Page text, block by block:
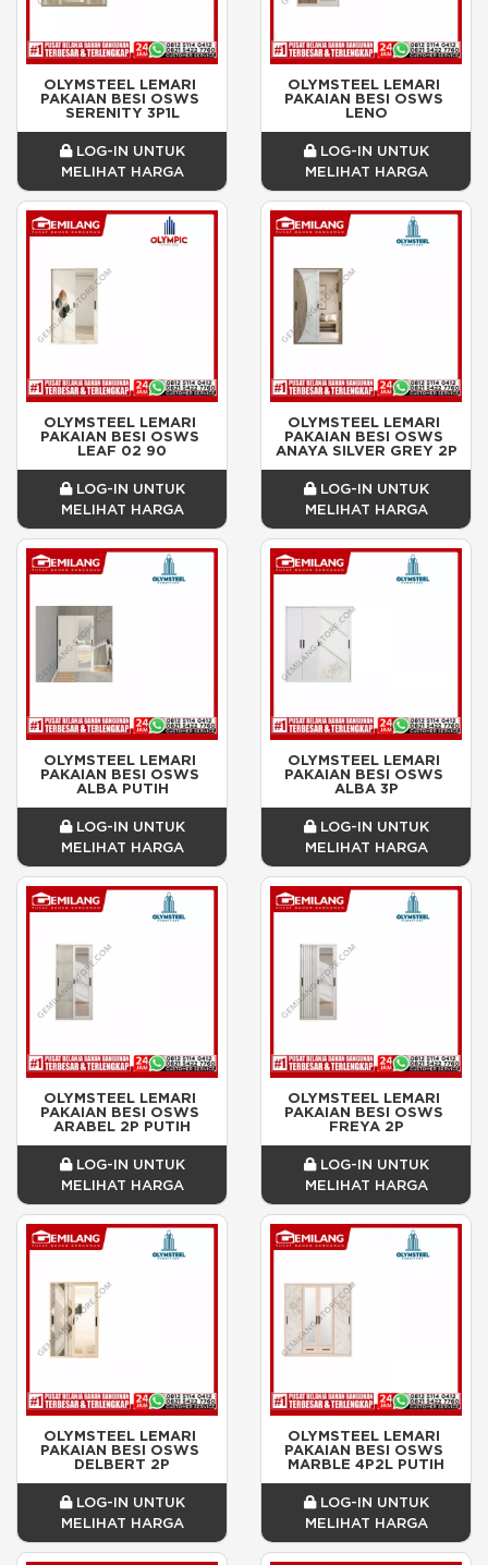
OLYMSTEEL LEMARI
PAKAIAN BESI OSWS
SERENITY 3P1L
LOG-IN UNTUK
MELIHAT HARGA
OLYMSTEEL LEMARI
PAKAIAN BESI OSWS
LENO
LOG-IN UNTUK
MELIHAT HARGA
OLYMSTEEL LEMARI
PAKAIAN BESI OSWS
LEAF 02 90
LOG-IN UNTUK
MELIHAT HARGA
OLYMSTEEL LEMARI
PAKAIAN BESI OSWS
ANAYA SILVER GREY 2P
LOG-IN UNTUK
MELIHAT HARGA
OLYMSTEEL LEMARI
PAKAIAN BESI OSWS
ALBA PUTIH
LOG-IN UNTUK
MELIHAT HARGA
OLYMSTEEL LEMARI
PAKAIAN BESI OSWS
ALBA 3P
LOG-IN UNTUK
MELIHAT HARGA
OLYMSTEEL LEMARI
PAKAIAN BESI OSWS
ARABEL 2P PUTIH
LOG-IN UNTUK
MELIHAT HARGA
OLYMSTEEL LEMARI
PAKAIAN BESI OSWS
FREYA 2P
LOG-IN UNTUK
MELIHAT HARGA
OLYMSTEEL LEMARI
PAKAIAN BESI OSWS
DELBERT 2P
LOG-IN UNTUK
MELIHAT HARGA
OLYMSTEEL LEMARI
PAKAIAN BESI OSWS
MARBLE 4P2L PUTIH
LOG-IN UNTUK
MELIHAT HARGA